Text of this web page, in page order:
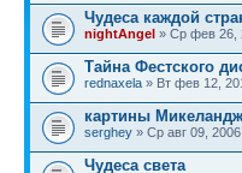
Чудеса каждой
nightAngel » Ср фев 26,
Тайна Фестского
rednaxela » Вт фев 12,
картины
serghey » Ср авг 09,
Чудеса света